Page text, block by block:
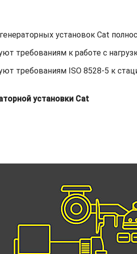
установок Cat
требованиям к работе с
требованиям ISO 8528-5 к
установки Cat